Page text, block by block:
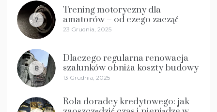
7
Trening motoryczny dla
amatorów – od czego zacząć
23 Grudnia, 2025
8
Dlaczego regularna renowacja
szalunków obniża koszty budowy
13 Grudnia, 2025
Rola doradcy kredytowego: jak